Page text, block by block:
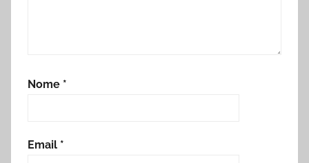
Nome *
Email *